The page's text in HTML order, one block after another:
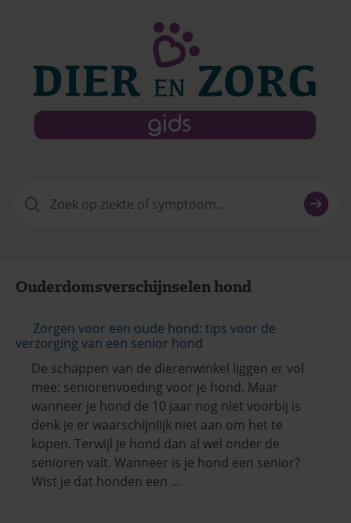
naar:
Ouderdomsverschijnselen hond
Zorgen voor een oude hond: tips voor de
verzorging van een senior hond
De schappen van de dierenwinkel liggen er vol
mee: seniorenvoeding voor je hond. Maar
wanneer je hond de 10 jaar nog niet voorbij is
denk je er waarschijnlijk niet aan om het te
kopen. Terwijl je hond dan al wel onder de
senioren valt. Wanneer is je hond een senior?
Wist je dat honden een …